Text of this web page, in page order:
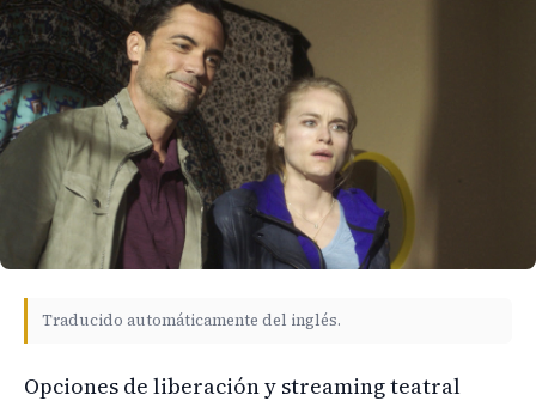
Traducido automáticamente del inglés.
Opciones de liberación y streaming teatral